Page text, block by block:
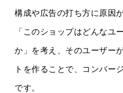
構成や広告の打ち方に原因
「このショップはどんなユ
か」を考え、そのユーザー
トを作ることで、コンバー
です。